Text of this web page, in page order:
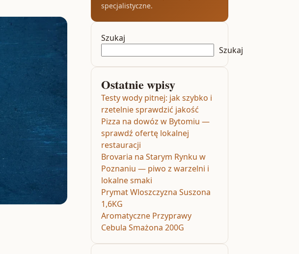
specjalistyczne.
Szukaj
Szukaj
Ostatnie wpisy
Testy wody pitnej: jak szybko i
rzetelnie sprawdzić jakość
Pizza na dowóz w Bytomiu —
sprawdź ofertę lokalnej
restauracji
Brovaria na Starym Rynku w
Poznaniu — piwo z warzelni i
lokalne smaki
Prymat Wloszczyzna Suszona
1,6KG
Aromatyczne Przyprawy
Cebula Smażona 200G